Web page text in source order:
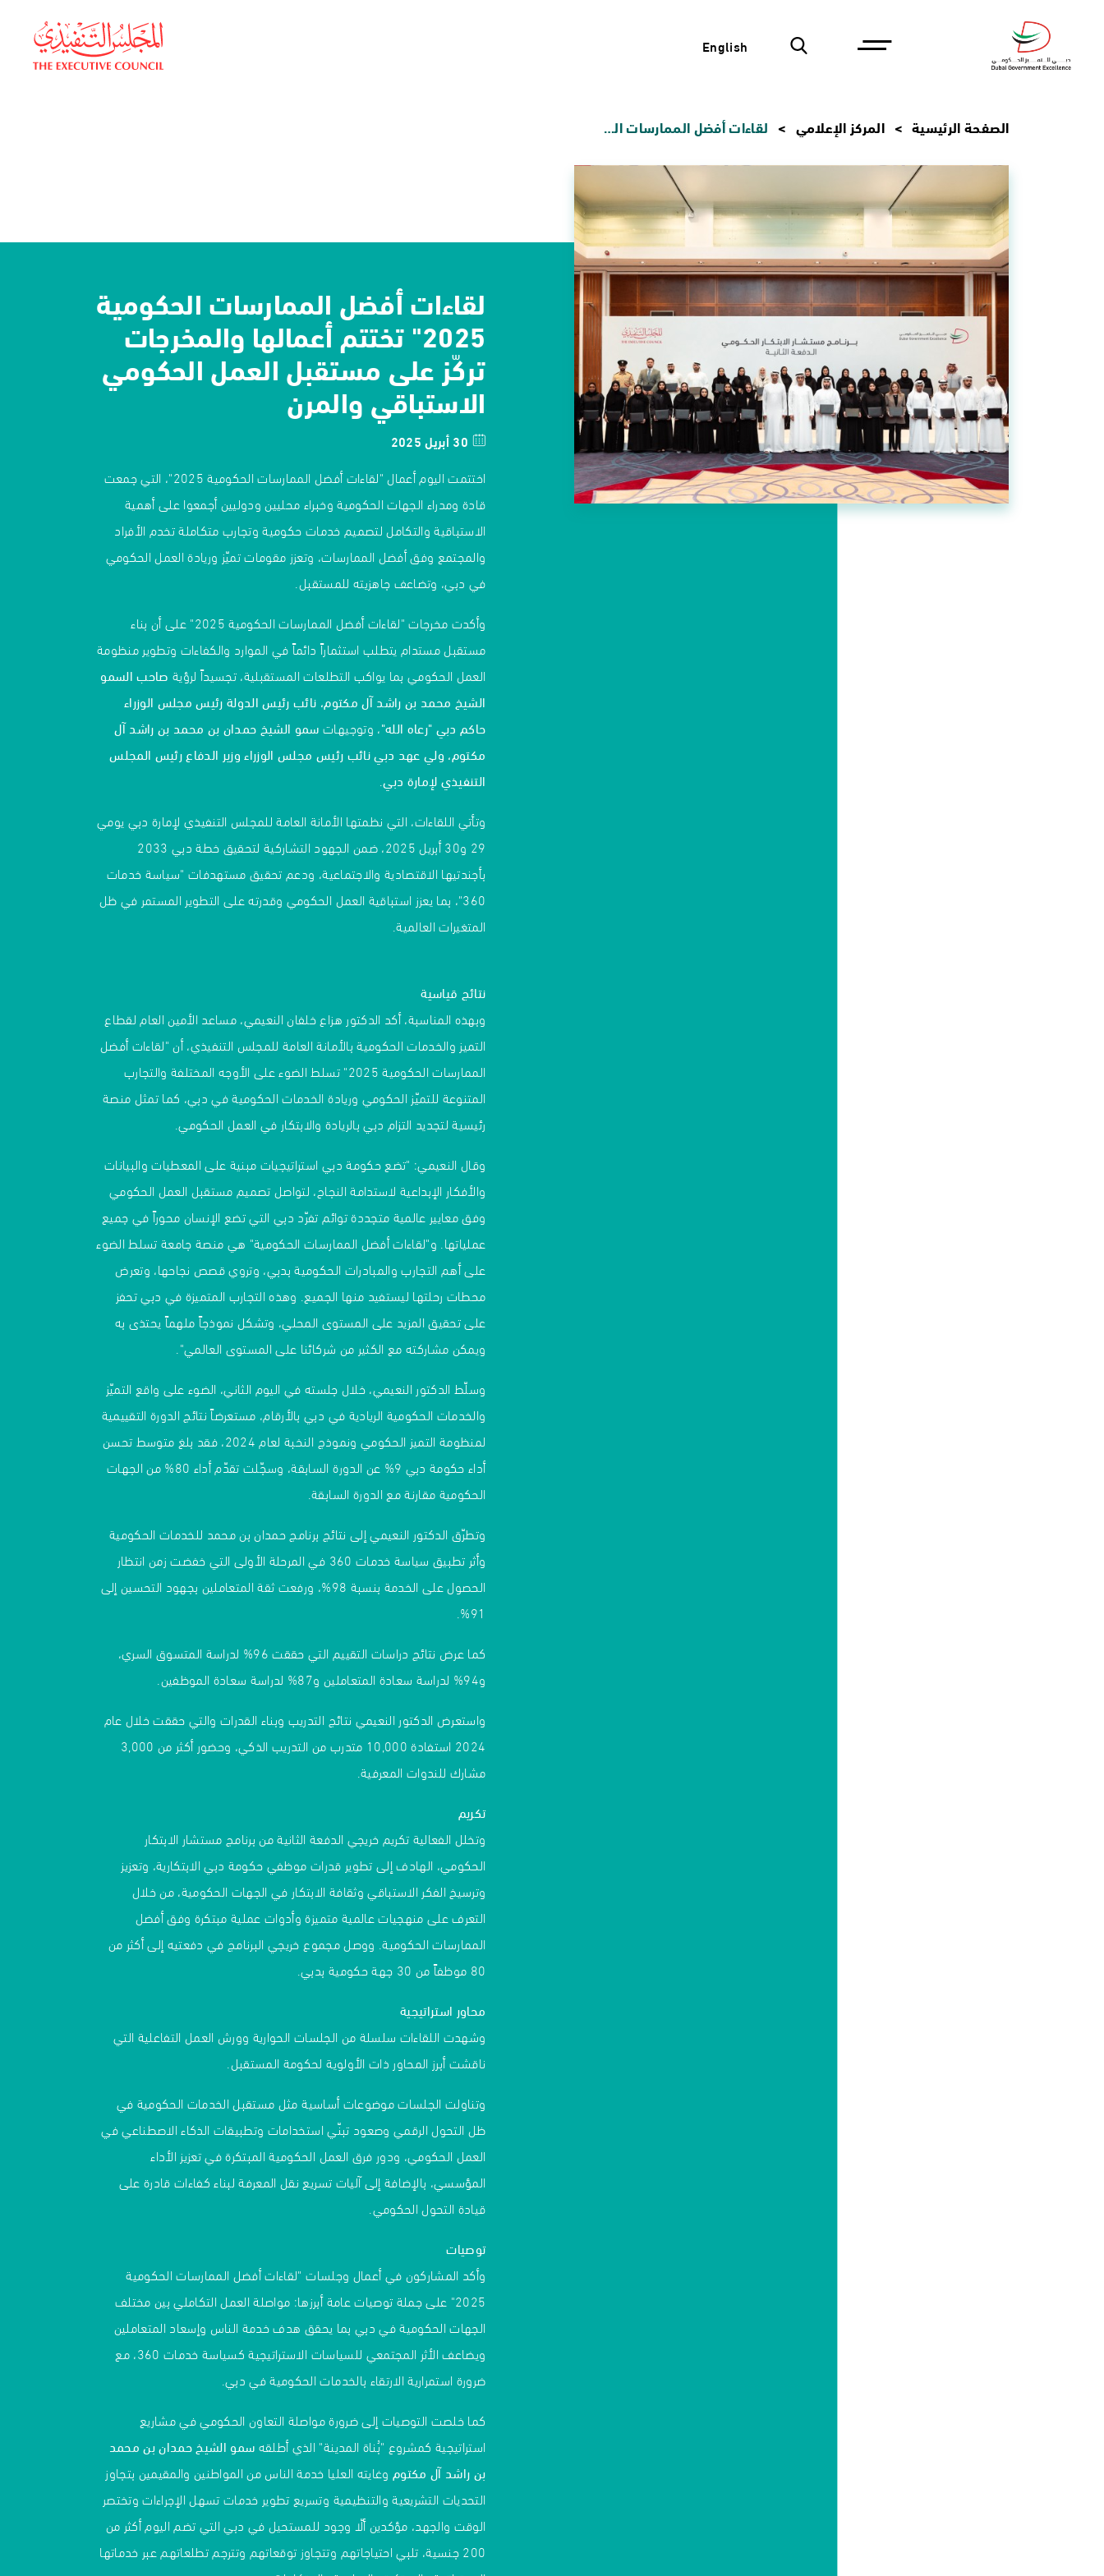
English
الصفحة الرئيسية المركز الإعلامي لقاءات أفضل الممارسات الحكومية 2025" تختتم أعمالها والمخرجات تركّز على مستقبل العمل الحكومي الاستباقي والمرن
لقاءات أفضل الممارسات الحكومية
2025" تختتم أعمالها والمخرجات
تركّز على مستقبل العمل الحكومي
الاستباقي والمرن
30 أبريل 2025
اختتمت اليوم أعمال "لقاءات أفضل الممارسات الحكومية 2025"، التي جمعت
قادة ومدراء الجهات الحكومية وخبراء محليين ودوليين أجمعوا على أهمية
الاستباقية والتكامل لتصميم خدمات حكومية وتجارب متكاملة تخدم الأفراد
والمجتمع وفق أفضل الممارسات، وتعزز مقومات تميّز وريادة العمل الحكومي
في دبي، وتضاعف جاهزيته للمستقبل.
وأكدت مخرجات "لقاءات أفضل الممارسات الحكومية 2025" على أن بناء
مستقبل مستدام يتطلب استثماراً دائماً في الموارد والكفاءات وتطوير منظومة
العمل الحكومي بما يواكب التطلعات المستقبلية، تجسيداً لرؤية صاحب السمو
الشيخ محمد بن راشد آل مكتوم، نائب رئيس الدولة رئيس مجلس الوزراء
حاكم دبي "رعاه الله"، وتوجيهات سمو الشيخ حمدان بن محمد بن راشد آل
مكتوم، ولي عهد دبي نائب رئيس مجلس الوزراء وزير الدفاع رئيس المجلس
التنفيذي لإمارة دبي.
وتأتي اللقاءات، التي نظمتها الأمانة العامة للمجلس التنفيذي لإمارة دبي يومي
29 و30 أبريل 2025، ضمن الجهود التشاركية لتحقيق خطة دبي 2033
بأجندتيها الاقتصادية والاجتماعية، ودعم تحقيق مستهدفات "سياسة خدمات
360"، بما يعزز استباقية العمل الحكومي وقدرته على التطوير المستمر في ظل
المتغيرات العالمية.
نتائج قياسية
وبهذه المناسبة، أكد الدكتور هزاع خلفان النعيمي، مساعد الأمين العام لقطاع
التميز والخدمات الحكومية بالأمانة العامة للمجلس التنفيذي، أن "لقاءات أفضل
الممارسات الحكومية 2025" تسلط الضوء على الأوجه المختلفة والتجارب
المتنوعة للتميّز الحكومي وريادة الخدمات الحكومية في دبي، كما تمثل منصة
رئيسية لتجديد التزام دبي بالريادة والابتكار في العمل الحكومي.
وقال النعيمي: "تضع حكومة دبي استراتيجيات مبنية على المعطيات والبيانات
والأفكار الإبداعية لاستدامة النجاح، لتواصل تصميم مستقبل العمل الحكومي
وفق معايير عالمية متجددة توائم تفرّد دبي التي تضع الإنسان محوراً في جميع
عملياتها. و"لقاءات أفضل الممارسات الحكومية" هي منصة جامعة تسلط الضوء
على أهم التجارب والمبادرات الحكومية بدبي، وتروي قصص نجاحها، وتعرض
محطات رحلتها ليستفيد منها الجميع. وهذه التجارب المتميزة في دبي تحفز
على تحقيق المزيد على المستوى المحلي، وتشكل نموذجاً ملهماً يحتذى به
ويمكن مشاركته مع الكثير من شركائنا على المستوى العالمي".
وسلّط الدكتور النعيمي، خلال جلسته في اليوم الثاني، الضوء على واقع التميّز
والخدمات الحكومية الريادية في دبي بالأرقام، مستعرضاً نتائج الدورة التقييمية
لمنظومة التميز الحكومي ونموذج النخبة لعام 2024، فقد بلغ متوسط تحسن
أداء حكومة دبي 9% عن الدورة السابقة، وسجّلت تقدّم أداء 80% من الجهات
الحكومية مقارنة مع الدورة السابقة.
وتطرّق الدكتور النعيمي إلى نتائج برنامج حمدان بن محمد للخدمات الحكومية
وأثر تطبيق سياسة خدمات 360 في المرحلة الأولى التي خفضت زمن انتظار
الحصول على الخدمة بنسبة 98%، ورفعت ثقة المتعاملين بجهود التحسين إلى
91%.
كما عرض نتائج دراسات التقييم التي حققت 96% لدراسة المتسوق السري،
و94% لدراسة سعادة المتعاملين و87% لدراسة سعادة الموظفين.
واستعرض الدكتور النعيمي نتائج التدريب وبناء القدرات والتي حققت خلال عام
2024 استفادة 10,000 متدرب من التدريب الذكي، وحضور أكثر من 3,000
مشارك للندوات المعرفية.
تكريم
وتخلل الفعالية تكريم خريجي الدفعة الثانية من برنامج مستشار الابتكار
الحكومي، الهادف إلى تطوير قدرات موظفي حكومة دبي الابتكارية، وتعزيز
وترسيخ الفكر الاستباقي وثقافة الابتكار في الجهات الحكومية، من خلال
التعرف على منهجيات عالمية متميزة وأدوات عملية مبتكرة وفق أفضل
الممارسات الحكومية. ووصل مجموع خريجي البرنامج في دفعتيه إلى أكثر من
80 موظفاً من 30 جهة حكومية بدبي.
محاور استراتيجية
وشهدت اللقاءات سلسلة من الجلسات الحوارية وورش العمل التفاعلية التي
ناقشت أبرز المحاور ذات الأولوية لحكومة المستقبل.
وتناولت الجلسات موضوعات أساسية مثل مستقبل الخدمات الحكومية في
ظل التحول الرقمي وصعود تبنّي استخدامات وتطبيقات الذكاء الاصطناعي في
العمل الحكومي، ودور فرق العمل الحكومية المبتكرة في تعزيز الأداء
المؤسسي، بالإضافة إلى آليات تسريع نقل المعرفة لبناء كفاءات قادرة على
قيادة التحول الحكومي.
توصيات
وأكد المشاركون في أعمال وجلسات "لقاءات أفضل الممارسات الحكومية
2025" على جملة توصيات عامة أبرزها: مواصلة العمل التكاملي بين مختلف
الجهات الحكومية في دبي بما يحقق هدف خدمة الناس وإسعاد المتعاملين
ويضاعف الأثر المجتمعي للسياسات الاستراتيجية كسياسة خدمات 360، مع
ضرورة استمرارية الارتقاء بالخدمات الحكومية في دبي.
كما خلصت التوصيات إلى ضرورة مواصلة التعاون الحكومي في مشاريع
استراتيجية كمشروع "بُناة المدينة" الذي أطلقه سمو الشيخ حمدان بن محمد
بن راشد آل مكتوم وغايته العليا خدمة الناس من المواطنين والمقيمين بتجاوز
التحديات التشريعية والتنظيمية وتسريع تطوير خدمات تسهل الإجراءات وتختصر
الوقت والجهد، مؤكدين ألّا وجود للمستحيل في دبي التي تضم اليوم أكثر من
200 جنسية، تلبي احتياجاتهم وتتجاوز توقعاتهم وتترجم تطلعاتهم عبر خدماتها